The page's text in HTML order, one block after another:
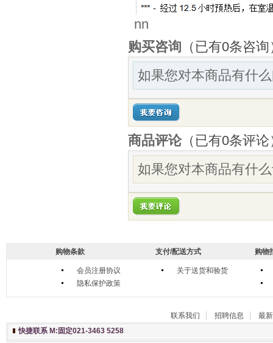
nn
购买咨询 （已有0条咨
如果您对本商品有什
商品评论（已有0条评论
如果您对本商品有什
购物条款
会员注册协议
隐私保护政策
支付/配送方式
关于送货和验货
购物
联系我们 招聘信息
最
快捷联系 M:固定021-3463 5258